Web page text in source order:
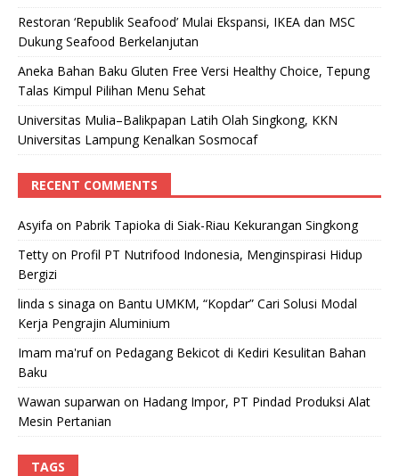
Restoran ‘Republik Seafood’ Mulai Ekspansi, IKEA dan MSC
Dukung Seafood Berkelanjutan
Aneka Bahan Baku Gluten Free Versi Healthy Choice, Tepung
Talas Kimpul Pilihan Menu Sehat
Universitas Mulia–Balikpapan Latih Olah Singkong, KKN
Universitas Lampung Kenalkan Sosmocaf
RECENT COMMENTS
Asyifa on Pabrik Tapioka di Siak-Riau Kekurangan Singkong
Tetty on Profil PT Nutrifood Indonesia, Menginspirasi Hidup
Bergizi
linda s sinaga on Bantu UMKM, “Kopdar” Cari Solusi Modal
Kerja Pengrajin Aluminium
Imam ma'rufon Pedagang Bekicot di Kediri Kesulitan Bahan
Baku
Wawan suparwan on Hadang Impor, PT Pindad Produksi Alat
Mesin Pertanian
TAGS